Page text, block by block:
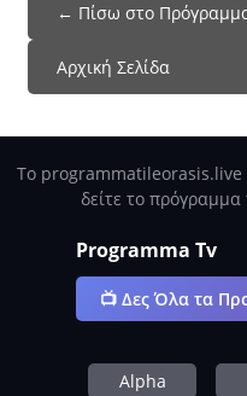
← Πίσω στο
Αρχική Σελίδα
Το programmatileorasis.live
δείτε το πρόγραμμα
Programma Tv
📺 Δες Όλα τα
Alpha